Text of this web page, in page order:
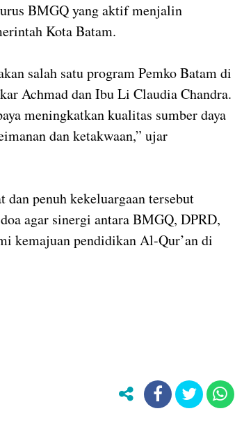
BMGQ yang aktif menjalin
Kota Batam.
salah satu program Pemko Batam di
Achmad dan Ibu Li Claudia Chandra.
meningkatkan kualitas sumber daya
dan ketakwaan,” ujar
dan penuh kekeluargaan tersebut
agar sinergi antara BMGQ, DPRD,
kemajuan pendidikan Al-Qur’an di